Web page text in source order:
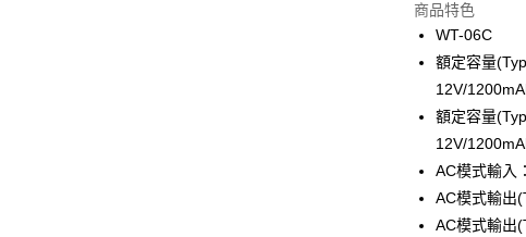
合作金庫商業
華南商業銀行
國泰世華商業
臺灣中小企業
匯豐（台灣）
聯邦商業銀行
元大商業銀行
6 期 0 利率
合作金庫商業
華南商業銀行
上海商業儲蓄
臺灣中小企業
匯豐（台灣）
聯邦商業銀行
LINE Pay
Apple Pay
ATM付款
商品特色
WT-06C
額定容量
12V/
額定容量
12V/
AC模式輸入
AC模式輸出
AC模式輸出